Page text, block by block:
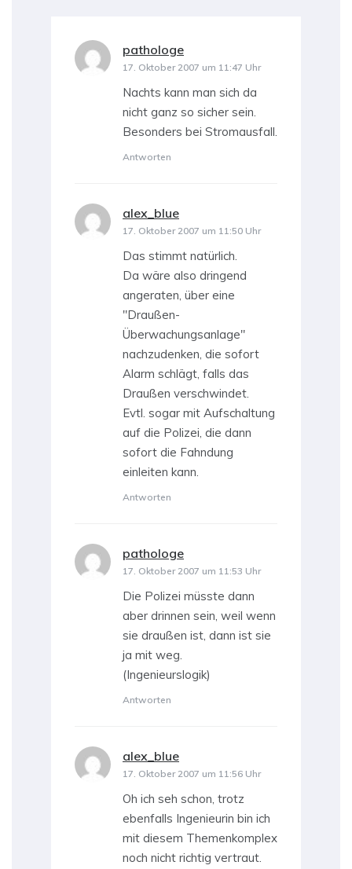
pathologe
17. Oktober 2007 um 11:47 Uhr
Nachts kann man sich da
nicht ganz so sicher sein.
Besonders bei Stromausfall.
Antworten
alex_blue
17. Oktober 2007 um 11:50 Uhr
Das stimmt natürlich.
Da wäre also dringend
angeraten, über eine
"Draußen-
Überwachungsanlage"
nachzudenken, die sofort
Alarm schlägt, falls das
Draußen verschwindet.
Evtl. sogar mit Aufschaltung
auf die Polizei, die dann
sofort die Fahndung
einleiten kann.
Antworten
pathologe
17. Oktober 2007 um 11:53 Uhr
Die Polizei müsste dann
aber drinnen sein, weil wenn
sie draußen ist, dann ist sie
ja mit weg.
(Ingenieurslogik)
Antworten
alex_blue
17. Oktober 2007 um 11:56 Uhr
Oh ich seh schon, trotz
ebenfalls Ingenieurin bin ich
mit diesem Themenkomplex
noch nicht richtig vertraut.